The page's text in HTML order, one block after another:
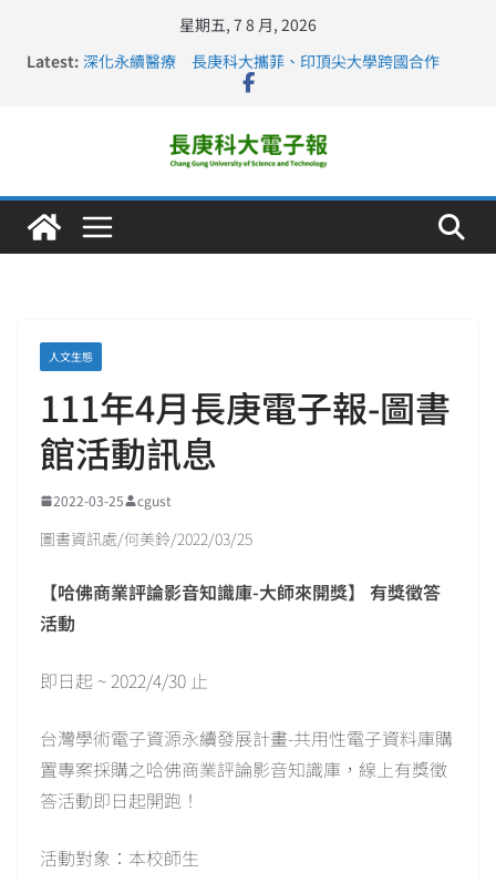
星期五, 7 8 月, 2026
Latest: 深化永續醫療 長庚科大攜菲、印頂尖大學跨國合作
長庚科大訪凱瑟醫療集團、美容學校收穫豐
仁德醫專與長庚科大締結策略聯盟 培育護理尖兵
長庚科大連四年穩居《遠見》醫學大學第5名 辦學實力再
人文生態
111年4月長庚電子報-圖書
館活動訊息
2022-03-25 cgust
圖書資訊處/何美鈴/2022/03/25
【哈佛商業評論影音知識庫-大師來開獎】 有獎徵答
活動
即日起 ~ 2022/4/30 止
台灣學術電子資源永續發展計畫-共用性電子資料庫購
置專案採購之哈佛商業評論影音知識庫，線上有獎徵
答活動即日起開跑！
活動對象：本校師生